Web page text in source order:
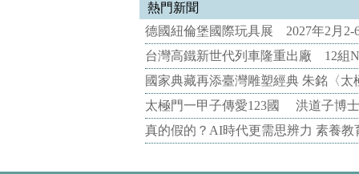
熱門新聞
德國紐倫堡國際玩具展 2027年2月2-
台灣高鐵新世代列車隆重出廠 12組
國家典藏再添臺灣雕塑經典 朱銘〈
太極門一甲子傳愛123國 洪道子博
真的假的？AI時代更需思辨力 素養